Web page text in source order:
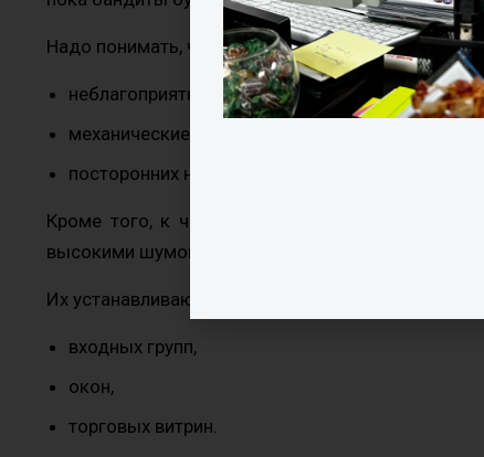
Надо понимать, что рольставни и роллеты
неблагоприятные погодные условия: дождь,
механические повреждения при воздействиях,
посторонних нежелательных взглядов прохожих.
Кроме того, к числу преимуществ можно
высокими шумоизоляционными и
Их устанавливают для обеспечения защиты:
входных групп,
окон,
торговых витрин.